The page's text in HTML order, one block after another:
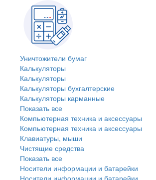
Уничтожители бумаг
Калькуляторы
Калькуляторы
Калькуляторы бухгалтерские
Калькуляторы карманные
Показать все
Компьютерная техника и аксессуары
Компьютерная техника и аксессуары
Клавиатуры, мыши
Чистящие средства
Показать все
Носители информации и батарейки
Носители информации и батарейки